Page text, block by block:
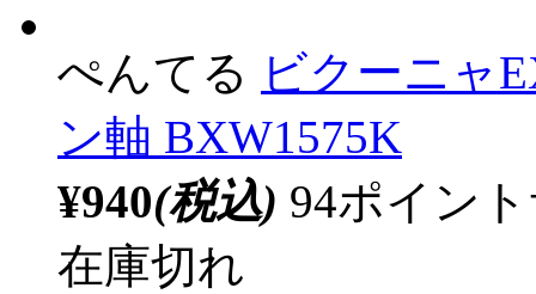
ぺんてる ビクーニャ
ン軸 BXW1575K
¥940(税込) 94ポイン
在庫切れ